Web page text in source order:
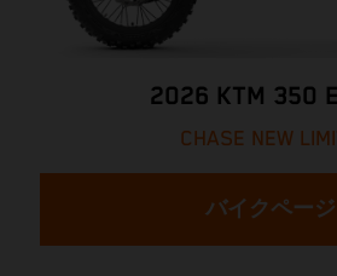
2026 KTM 350
CHASE NEW
バイクページ